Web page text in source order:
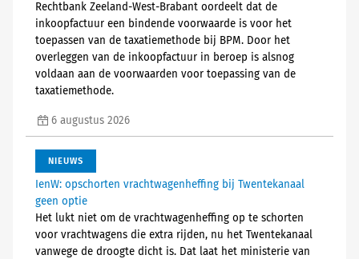
Rechtbank Zeeland-West-Brabant oordeelt dat de
inkoopfactuur een bindende voorwaarde is voor het
toepassen van de taxatiemethode bij BPM. Door het
overleggen van de inkoopfactuur in beroep is alsnog
voldaan aan de voorwaarden voor toepassing van de
taxatiemethode.
6 augustus 2026
NIEUWS
IenW: opschorten vrachtwagenheffing bij Twentekanaal
geen optie
Het lukt niet om de vrachtwagenheffing op te schorten
voor vrachtwagens die extra rijden, nu het Twentekanaal
vanwege de droogte dicht is. Dat laat het ministerie van